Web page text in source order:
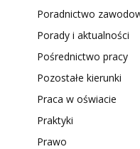
Poradnictwo
Porady i aktualności
Pośrednictwo pracy
Pozostałe kierunki
Praca w oświacie
Praktyki
Prawo